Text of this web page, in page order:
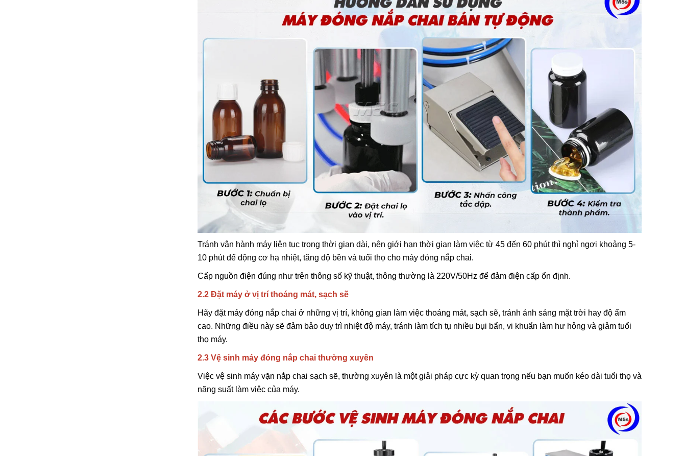
Tránh vận hành máy liên tục trong thời gian dài, nên giới hạn thời gian làm việc từ 45 đến 60 phút thì nghỉ ngơi khoảng 5-
10 phút để động cơ hạ nhiệt, tăng độ bền và tuổi thọ cho máy đóng nắp chai.
Cấp nguồn điện đúng như trên thông số kỹ thuật, thông thường là 220V/50Hz để đảm điện cấp ổn định.
2.2 Đặt máy ở vị trí thoáng mát, sạch sẽ
Hãy đặt máy đóng nắp chai ở những vị trí, không gian làm việc thoáng mát, sạch sẽ, tránh ánh sáng mặt trời hay độ ẩm
cao. Những điều này sẽ đảm bảo duy trì nhiệt độ máy, tránh làm tích tụ nhiều bụi bẩn, vi khuẩn làm hư hỏng và giảm tuổi
thọ máy.
2.3 Vệ sinh máy đóng nắp chai thường xuyên
Việc vệ sinh máy vặn nắp chai sạch sẽ, thường xuyên là một giải pháp cực kỳ quan trọng nếu bạn muốn kéo dài tuổi thọ và
năng suất làm việc của máy.